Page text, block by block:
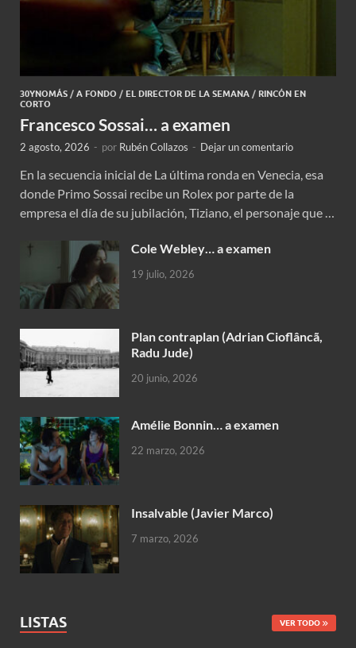
30YNOMÁS / A FONDO / EL DIRECTOR DE LA SEMANA / RINCÓN EN
CORTO
Francesco Sossai… a examen
2 agosto, 2026 - por Rubén Collazos - Dejar un comentario
En la secuencia inicial de La última ronda en Venecia, esa
donde Primo Sossai recibe un Rolex por parte de la
empresa el día de su jubilación, Tiziano, el personaje que …
Cole Webley… a examen
19 julio, 2026
Plan contraplan (Adrian Cioflâncã,
Radu Jude)
20 junio, 2026
Amélie Bonnin… a examen
22 marzo, 2026
Insalvable (Javier Marco)
7 marzo, 2026
LISTAS VER TODO